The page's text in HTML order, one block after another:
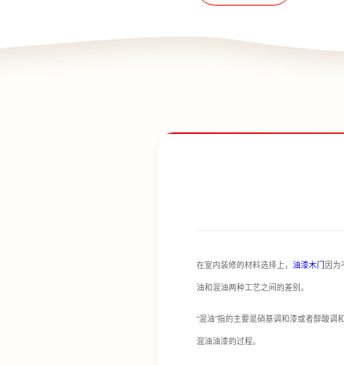
在室内装修的材料选择上， 油漆木门 因为
油和混油两种工艺之间的差别。
“混油”指的主要是硝基调和漆或者醇酸
混油油漆的过程。